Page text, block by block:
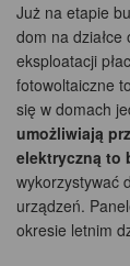
Już na etapie
dom na
eksploatacji
fotowoltaiczne
się w domach
umożliwiają
elektryczną to
wykorzystywać
urządzeń.
okresie letnim